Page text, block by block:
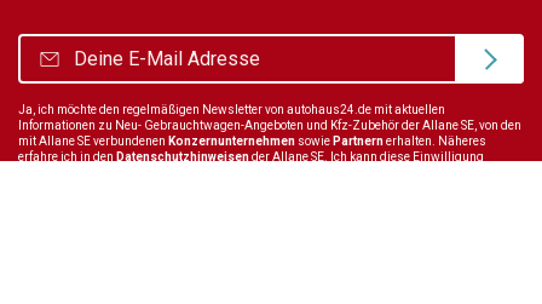
Ja, ich möchte den regelmäßigen Newsletter von autohaus24.de mit aktuellen
Informationen zu Neu- Gebrauchtwagen-Angeboten und Kfz-Zubehör der Allane SE, von den
mit Allane SE verbundenen Konzernunternehmen sowie Partnernerhalten. Näheres
erfahre ich in den Datenschutzhinweisender Allane SE. Ich kann diese Einwilligung